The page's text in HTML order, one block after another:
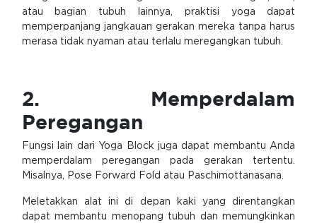
atau bagian tubuh lainnya, praktisi yoga dapat
memperpanjang jangkauan gerakan mereka tanpa harus
merasa tidak nyaman atau terlalu meregangkan tubuh.
2. Memperdalam
Peregangan
Fungsi lain dari Yoga Block juga dapat membantu Anda
memperdalam peregangan pada gerakan tertentu.
Misalnya, Pose Forward Fold atau Paschimottanasana.
Meletakkan alat ini di depan kaki yang direntangkan
dapat membantu menopang tubuh dan memungkinkan